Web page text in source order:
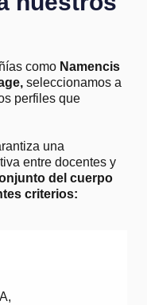
como Namencis
seleccionamos a
perfiles que
una
entre docentes y
del cuerpo
criterios: